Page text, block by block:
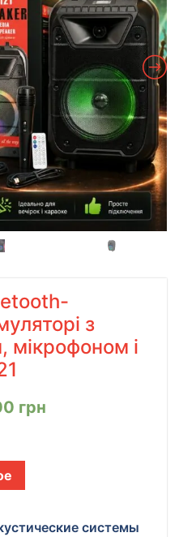
з
мікрофоном і
грн
системы